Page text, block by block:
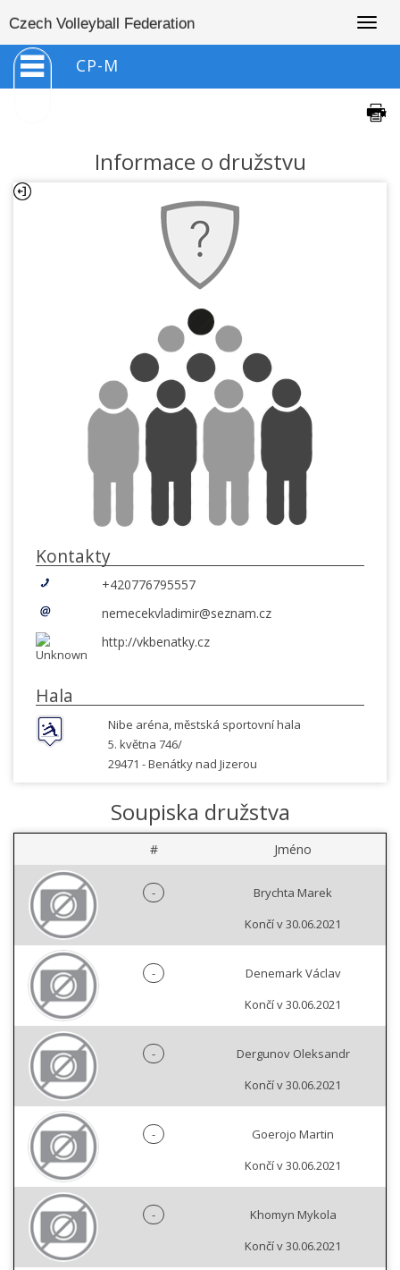
Czech Volleyball Federation
CP-M
Informace o družstvu
Kontakty
+420776795557
nemecekvladimir@seznam.cz
http://vkbenatky.cz
Hala
Nibe aréna, městská sportovní hala
5. května 746/
29471 -Benátky nad Jizerou
Soupiska družstva
# Jméno
-
Brychta Marek
Končí v 30.06.2021
-
Denemark Václav
Končí v 30.06.2021
-
Dergunov Oleksandr
Končí v 30.06.2021
-
Goerojo Martin
Končí v 30.06.2021
-
Khomyn Mykola
Končí v 30.06.2021